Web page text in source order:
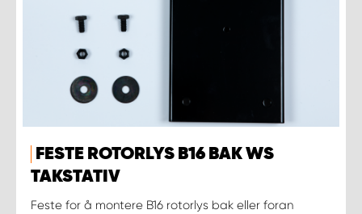
FESTE ROTORLYS B16 BAK WS
TAKSTATIV
Feste for å montere B16 rotorlys bak eller foran